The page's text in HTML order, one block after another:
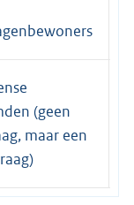
(geen
maar een